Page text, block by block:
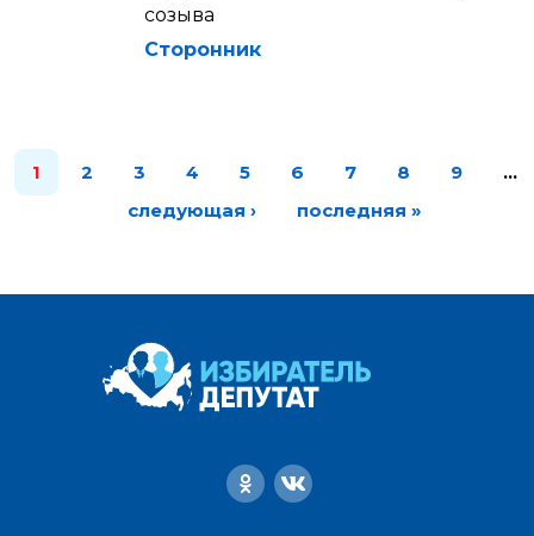
созыва
Сторонник
1 2 3 4 5 6 7 8 9
…
следующая ›
последняя »